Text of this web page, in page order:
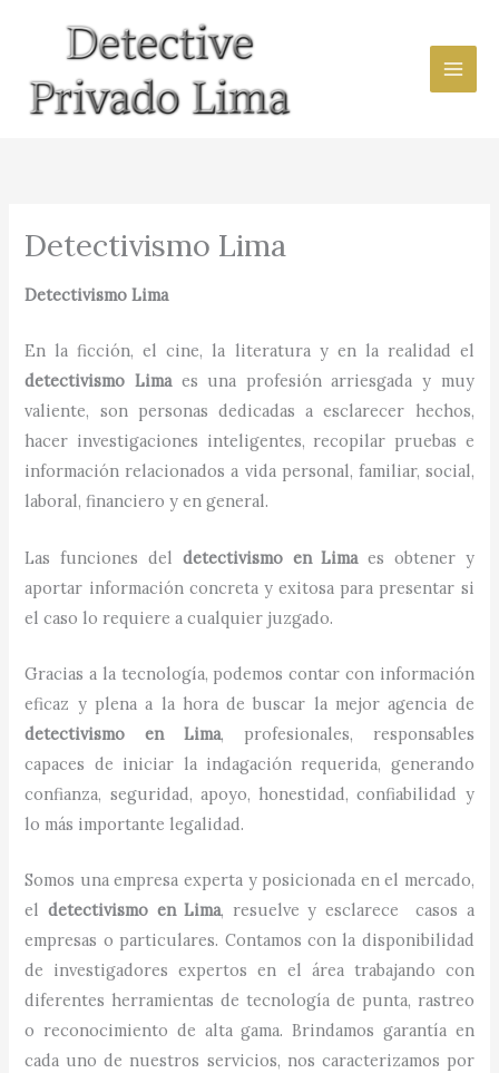
contenido
Detectivismo Lima
Detectivismo Lima
En la ficción, el cine, la literatura y en la realidad el
detectivismo Lima es una profesión arriesgada y muy
valiente, son personas dedicadas a esclarecer hechos,
hacer investigaciones inteligentes, recopilar pruebas e
información relacionados a vida personal, familiar, social,
laboral, financiero y en general.
Las funciones del detectivismoenLimaes obtener y
aportar información concreta y exitosa para presentar si
el caso lo requiere a cualquier juzgado.
Gracias a la tecnología, podemos contar con información
eficaz y plena a la hora de buscar la mejor agencia de
detectivismo en Lima, profesionales, responsables
capaces de iniciar la indagación requerida, generando
confianza, seguridad, apoyo, honestidad, confiabilidad y
lo más importante legalidad.
Somos una empresa experta y posicionada en el mercado,
eldetectivismo enLima, resuelve y esclarece casos a
empresas o particulares. Contamos con la disponibilidad
de investigadores expertos en el área trabajando con
diferentes herramientas de tecnología de punta, rastreo
o reconocimiento de alta gama. Brindamos garantía en
cada uno de nuestros servicios, nos caracterizamos por